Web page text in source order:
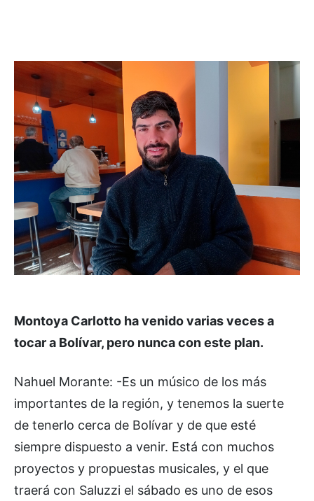
Montoya Carlotto ha venido varias veces a
tocar a Bolívar, pero nunca con este plan.
Nahuel Morante: -Es un músico de los más
importantes de la región, y tenemos la suerte
de tenerlo cerca de Bolívar y de que esté
siempre dispuesto a venir. Está con muchos
proyectos y propuestas musicales, y el que
traerá con Saluzzi el sábado es uno de esos